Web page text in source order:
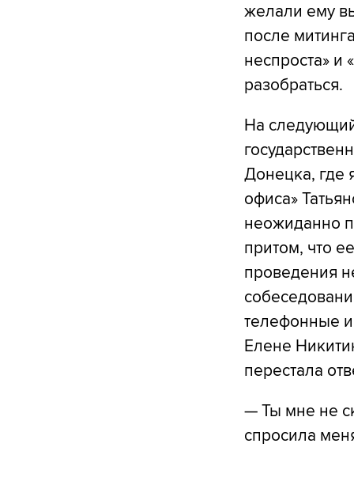
желали ему
после
неспроста»
разобраться.
На
Донецка, где
офиса»
неожиданно
притом, что
проведения
телефонные
Елене
перестала
— Ты мне не
спросила